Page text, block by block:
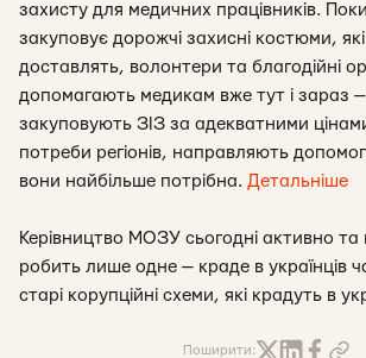
захисту для медичних працівників.
закуповує дорожчі захисні костюми,
доставлять, волонтери та благодійні
допомагають медикам вже тут і зараз
закуповують ЗІЗ за адекватними
потреби регіонів, направляють
вони найбільше потрібна. Детальніше
Керівництво МОЗУ сьогодні активно
робить лише одне — краде в українців
старі корупційні схеми, які крадуть в
Поширити: